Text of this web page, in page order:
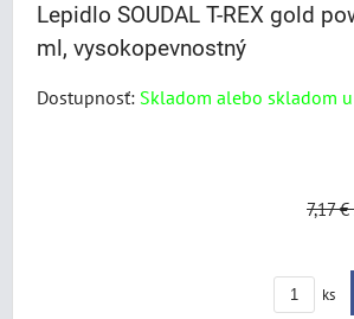
Lepidlo SOUDAL T-REX gold
ml, vysokopevnostný
Dostupnosť: Skladom alebo skladom
7,17 €
ks